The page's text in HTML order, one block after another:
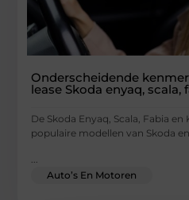
Onderscheidende
lease Skoda enyaq, scala,
De Skoda Enyaq, Scala, Fabia
populaire modellen van Skoda
Auto’s En Motoren